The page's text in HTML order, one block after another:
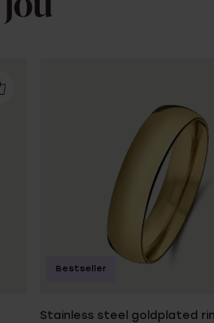
Stainless steel goldplated
Bestseller